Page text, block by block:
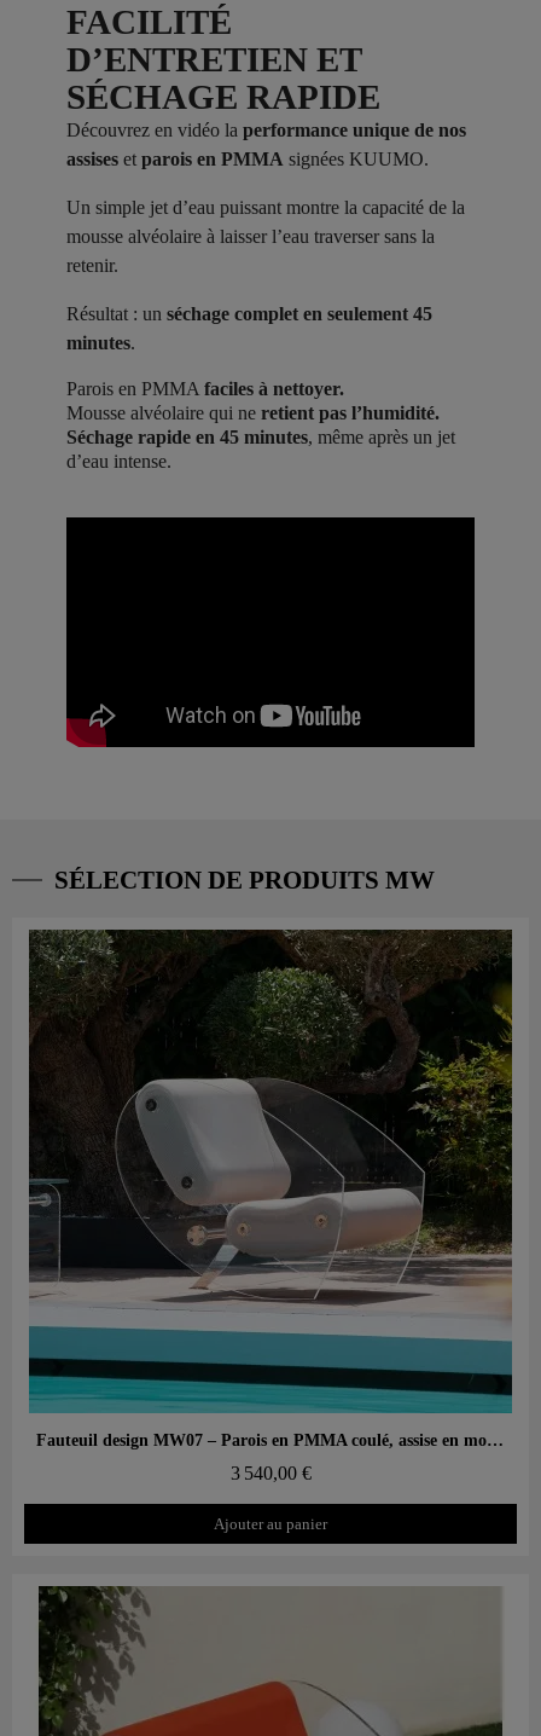
FACILITÉ
D’ENTRETIEN ET
SÉCHAGE RAPIDE
Découvrez en vidéo la performance unique de nos
assises et parois en PMMA signées KUUMO.
Un simple jet d’eau puissant montre la capacité de la
mousse alvéolaire à laisser l’eau traverser sans la
retenir.
Résultat : un séchage complet en seulement 45
minutes.
Parois en PMMA faciles à nettoyer.
Mousse alvéolaire qui ne retient pas l’humidité.
Séchage rapide en 45 minutes, même après un jet
d’eau intense.
SÉLECTION DE PRODUITS MW
Aperçu rapide Fauteuil design MW07 – Parois en PMMA coulé, assise en mousse alvéolaire
3 540,00 €
Ajouter au panier